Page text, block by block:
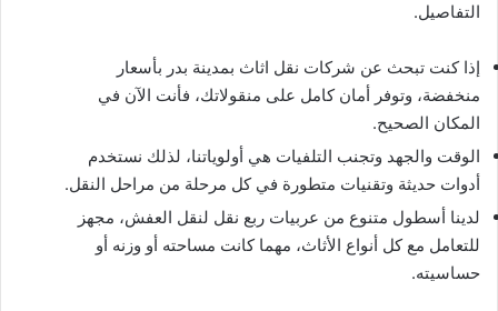
التفاصيل.
إذا كنت تبحث عن شركات نقل اثاث بمدينة بدر بأسعار
منخفضة، وتوفر أمان كامل على منقولاتك، فأنت الآن في
المكان الصحيح.
الوقت والجهد وتجنب التلفيات هي أولوياتنا، لذلك نستخدم
أدوات حديثة وتقنيات متطورة في كل مرحلة من مراحل النقل.
لدينا أسطول متنوع من عربيات ربع نقل لنقل العفش، مجهز
للتعامل مع كل أنواع الأثاث، مهما كانت مساحته أو وزنه أو
حساسيته.